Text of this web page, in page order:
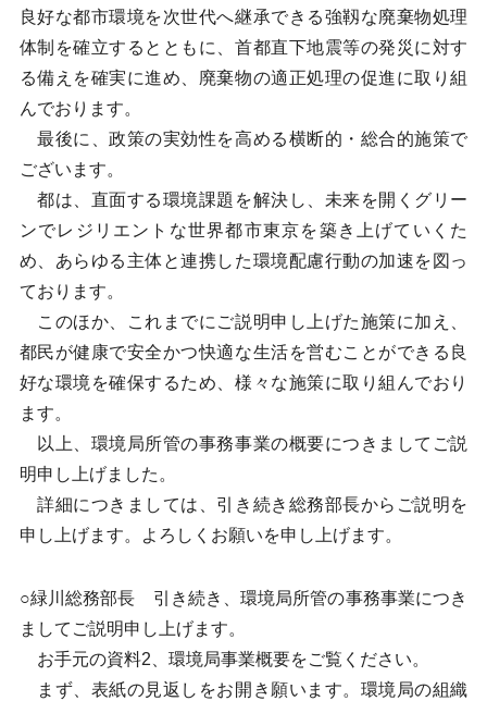
良好な都市環境を次世代へ継承できる強靱な廃棄物処理
体制を確立するとともに、首都直下地震等の発災に対す
る備えを確実に進め、廃棄物の適正処理の促進に取り組
んでおります。
最後に、政策の実効性を高める横断的・総合的施策で
ございます。
都は、直面する環境課題を解決し、未来を開くグリー
ンでレジリエントな世界都市東京を築き上げていくた
め、あらゆる主体と連携した環境配慮行動の加速を図っ
ております。
このほか、これまでにご説明申し上げた施策に加え、
都民が健康で安全かつ快適な生活を営むことができる良
好な環境を確保するため、様々な施策に取り組んでおり
ます。
以上、環境局所管の事務事業の概要につきましてご説
明申し上げました。
詳細につきましては、引き続き総務部長からご説明を
申し上げます。よろしくお願いを申し上げます。
○緑川総務部長 引き続き、環境局所管の事務事業につき
ましてご説明申し上げます。
お手元の資料2、環境局事業概要をご覧ください。
まず、表紙の見返しをお開き願います。環境局の組織